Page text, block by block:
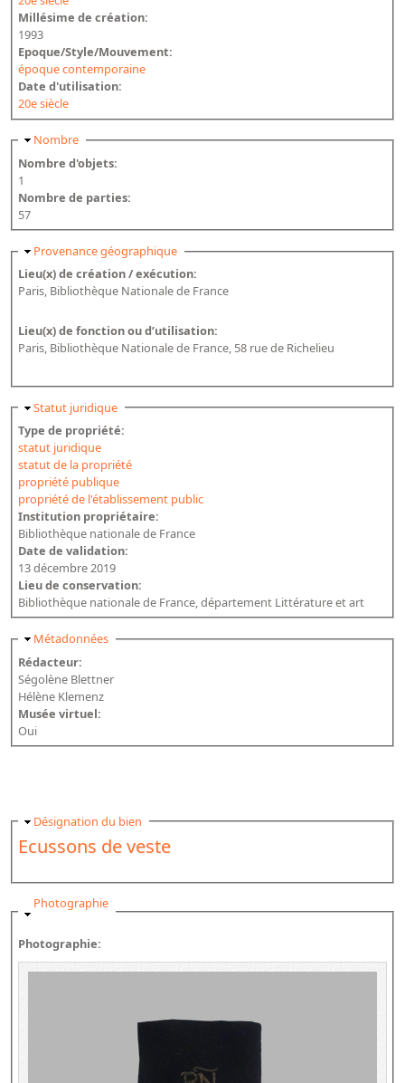
Millésime de création:
1993
Epoque/Style/Mouvement:
époque contemporaine
Date d'utilisation:
20e siècle
Masquer
Nombre
Nombre d'objets:
1
Nombre de parties:
57
Masquer
Provenance géographique
Lieu(x) de création / exécution:
Paris, Bibliothèque Nationale de France
Lieu(x) de fonction ou d’utilisation:
Paris, Bibliothèque Nationale de France, 58 rue de Richelieu
Masquer
Statut juridique
Type de propriété:
statut juridique
statut de la propriété
propriété publique
propriété de l'établissement public
Institution propriétaire:
Bibliothèque nationale de France
Date de validation:
13 décembre 2019
Lieu de conservation:
Bibliothèque nationale de France, département Littérature et art
Masquer
Métadonnées
Rédacteur:
Ségolène Blettner
Hélène Klemenz
Musée virtuel:
Oui
Masquer
Désignation du bien
Ecussons de veste
Masquer
Photographie
Photographie: